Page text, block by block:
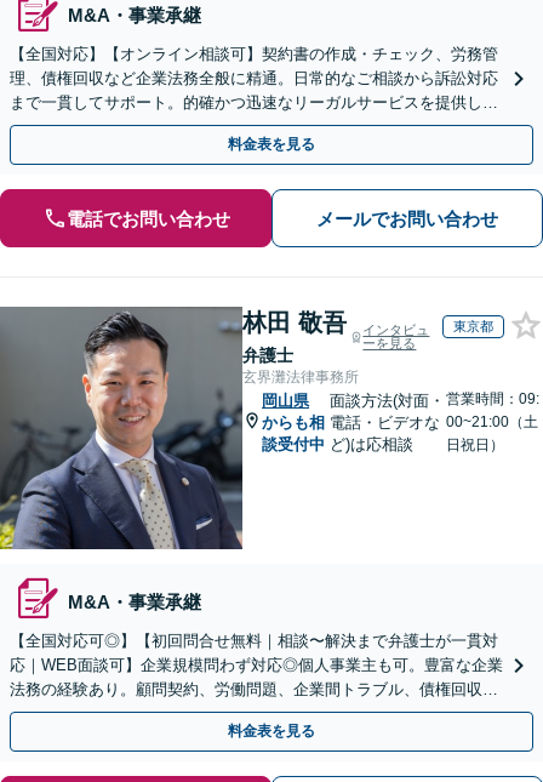
M&A・事業承継
【全国対応】【オンライン相談可】契約書の作成・チェック、労務管
理、債権回収など企業法務全般に精通。日常的なご相談から訴訟対応
まで一貫してサポート。的確かつ迅速なリーガルサービスを提供しま
す。【初回相談無料】【休日・夜間相談可】
料金表を見る
電話でお問い合わせ メールでお問い合わせ
林田 敬吾
弁護士
インタビュ
ーを見る
東京都
玄界灘法律事務所
岡山県
からも相
談受付中
面談方法(対面・
電話・ビデオな
ど)は応相談
営業時間：09:
00~21:00（土
日祝日）
M&A・事業承継
【全国対応可◎】【初回問合せ無料｜相談〜解決まで弁護士が一貫対
応｜WEB面談可】企業規模問わず対応◎個人事業主も可。豊富な企業
法務の経験あり。顧問契約、労働問題、企業間トラブル、債権回収、
契約書のリーガルチェック等、サポートします。
料金表を見る